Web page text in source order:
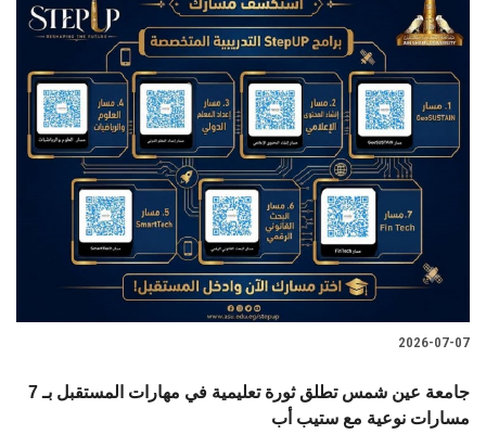
2026-07-07
جامعة عين شمس تطلق ثورة تعليمية في مهارات المستقبل بـ 7
مسارات نوعية مع ستيب أب